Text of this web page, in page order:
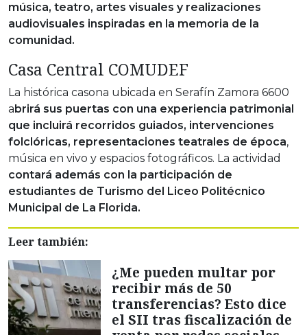
música, teatro, artes visuales y realizaciones
audiovisuales inspiradas en la memoria de la
comunidad.
Casa Central COMUDEF
La histórica casona ubicada en Serafín Zamora 6600
a brirá sus puertas con una experiencia patrimonial
que incluirá recorridos guiados, intervenciones
folclóricas, representaciones teatrales de época,
música en vivo y espacios fotográficos. La actividad
contará además con la participación de
estudiantes de Turismo del Liceo Politécnico
Municipal de La Florida.
Leer también:
¿Me pueden multar por
recibir más de 50
transferencias? Esto dice
el SII tras fiscalización de